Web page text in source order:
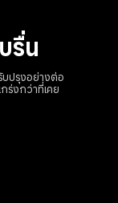
รื่น
บปรุงอย่างต่อ
ร่งกว่าที่เคย